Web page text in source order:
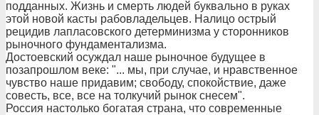
подданных. Жизнь и смерть людей буквально в руках
этой новой касты рабовладельцев. Налицо острый
рецидив лапласовского детерминизма у сторонников
рыночного фундаментализма.
Достоевский осуждал наше рыночное будущее в
позапрошлом веке: "... мы, при случае, и нравственное
чувство наше придавим; свободу, спокойствие, даже
совесть, все, все на толкучий рынок снесем".
Россия настолько богатая страна, что современные